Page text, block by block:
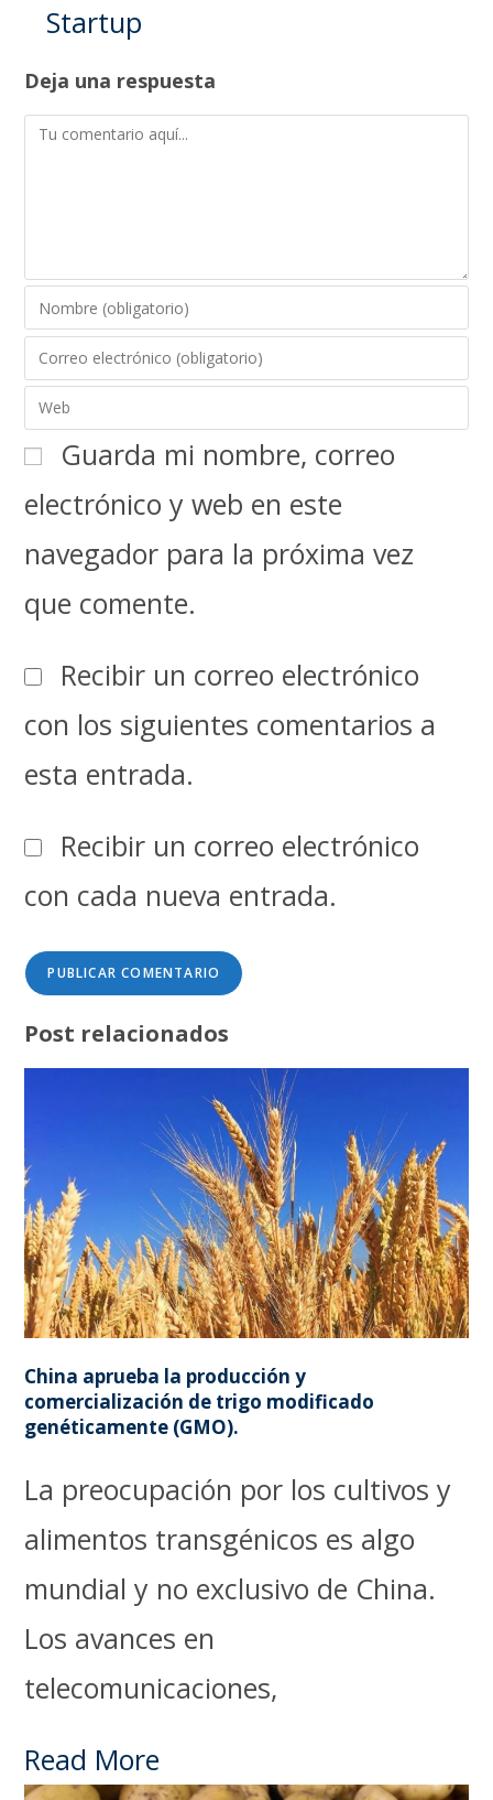
Startup
Deja una respuesta
Guarda mi nombre, correo
electrónico y web en este
navegador para la próxima vez
que comente.
Recibir un correo electrónico
con los siguientes comentarios a
esta entrada.
Recibir un correo electrónico
con cada nueva entrada.
Post relacionados
China aprueba la producción y
comercialización de trigo modificado
genéticamente (GMO).
La preocupación por los cultivos y
alimentos transgénicos es algo
mundial y no exclusivo de China.
Los avances en
telecomunicaciones,
Read More